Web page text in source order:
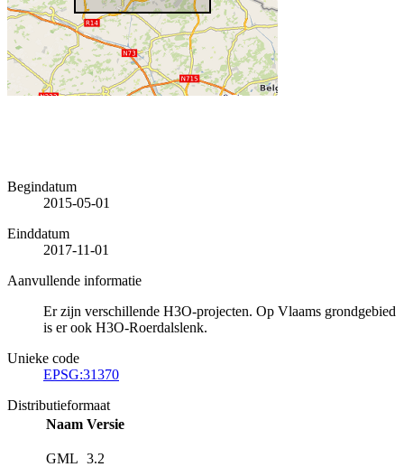
Begindatum
2015-05-01
Einddatum
2017-11-01
Aanvullende informatie
Er zijn verschillende H3O-projecten. Op Vlaams grondgebied
is er ook H3O-Roerdalslenk.
Unieke code
EPSG:31370
Distributieformaat
Naam Versie
GML 3.2